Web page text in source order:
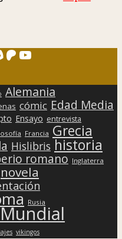
Patreon
YouTube
Alemania
cómic Edad Media
Ensayo entrevista
Francia Grecia
Hislibris historia
romano Inglaterra
novela
Rusia
vikingos